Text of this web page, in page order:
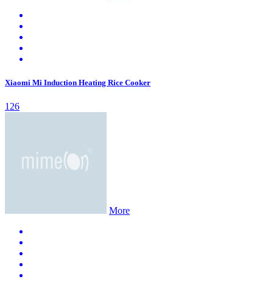
Xiaomi Mi Induction Heating Rice Cooker
126
More